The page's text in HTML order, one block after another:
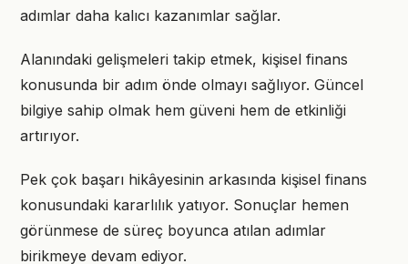
adımlar daha kalıcı kazanımlar sağlar.
Alanındaki gelişmeleri takip etmek, kişisel finans
konusunda bir adım önde olmayı sağlıyor. Güncel
bilgiye sahip olmak hem güveni hem de etkinliği
artırıyor.
Pek çok başarı hikâyesinin arkasında kişisel finans
konusundaki kararlılık yatıyor. Sonuçlar hemen
görünmese de süreç boyunca atılan adımlar
birikmeye devam ediyor.